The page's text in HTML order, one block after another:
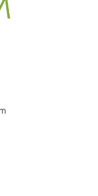
danych osobowych,
wniesienia
prawo do
W tym celu
Interactive pod